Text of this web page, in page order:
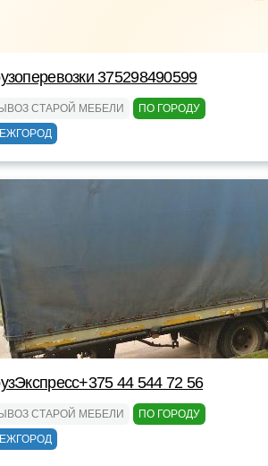
375298490599
СТАРОЙ МЕБЕЛИ
ПО ГОРОДУ
44 544 72 56
СТАРОЙ МЕБЕЛИ
ПО ГОРОДУ